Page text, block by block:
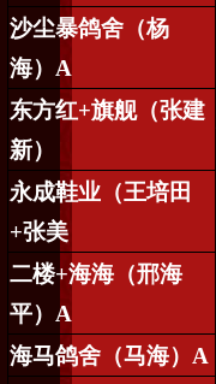
沙尘暴鸽舍（杨
海） A
东方红+旗舰（张建
新）
永成鞋业（王培田
+张美
二楼+海海（邢海
平） A
海马鸽舍（马海） A